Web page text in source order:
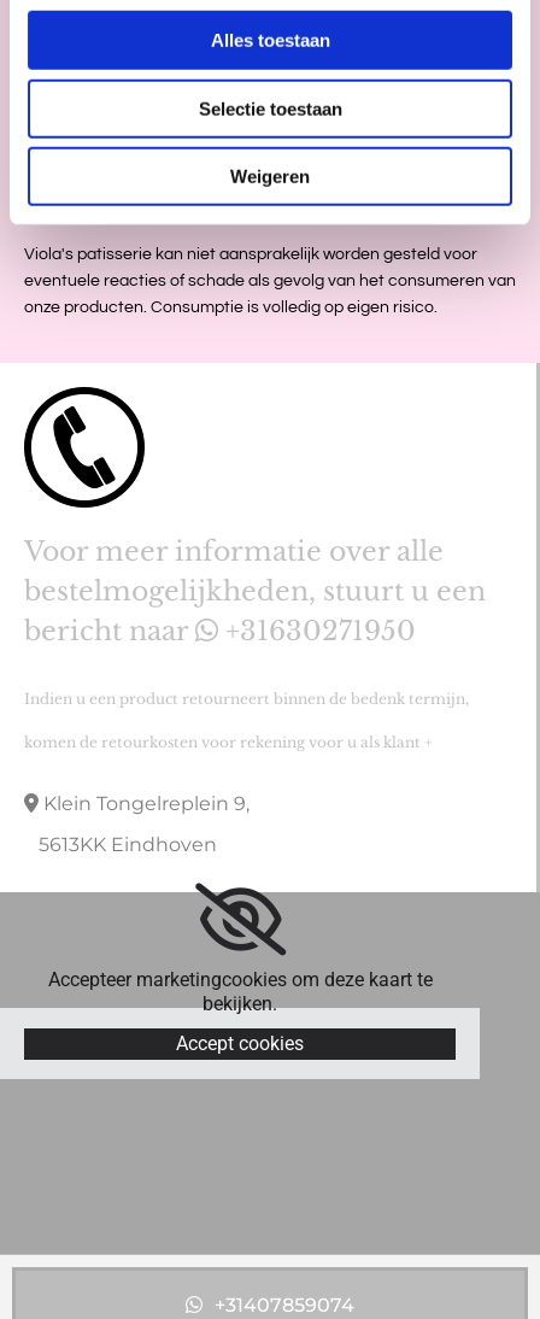
Alles toestaan
Selectie toestaan
Weigeren
Hoewel wij met de grootste zorg en volgens strikte hygieneregels
werken, kunnen wij kruisbesmetting niet volledig uitsluiten. Het is
daarom mogelijk dat sporen van bovengenoemde allergenen
aanwezig zijn in onze producten.
Viola's patisserie kan niet aansprakelijk worden gesteld voor
eventuele reacties of schade als gevolg van het consumeren van
onze producten. Consumptie is volledig op eigen risico.
Voor meer informatie over alle
bestelmogelijkheden, stuurt u een
bericht naar  +31630271950
Indien u een product retourneert binnen de bedenk termijn,
komen de retourkosten voor rekening voor u als klant +
 Klein Tongelreplein 9,
5613KK Eindhoven
Accepteer marketingcookies om deze kaart te
bekijken.
Accept cookies
+31407859074